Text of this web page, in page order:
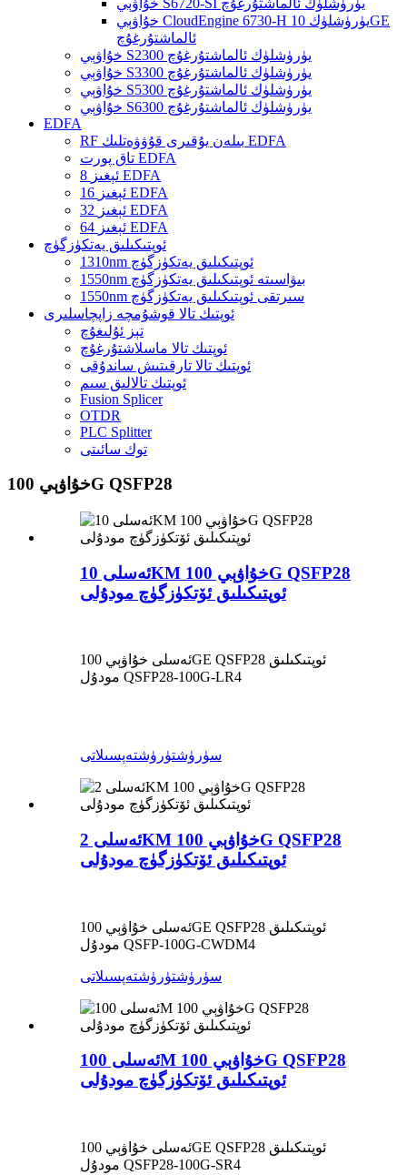
خۇاۋېي CloudEngine 6730-H يۈرۈشلۈك 10GE
ئالماشتۇرغۇچ
خۇاۋېي S2300 يۈرۈشلۈك ئالماشتۇرغۇچ
خۇاۋېي S3300 يۈرۈشلۈك ئالماشتۇرغۇچ
خۇاۋېي S5300 يۈرۈشلۈك ئالماشتۇرغۇچ
خۇاۋېي S6300 يۈرۈشلۈك ئالماشتۇرغۇچ
EDFA
RF بىلەن يۇقىرى قۇۋۋەتلىك EDFA
تاق پورت EDFA
8 ئېغىز EDFA
16 ئېغىز EDFA
32 ئېغىز EDFA
64 ئېغىز EDFA
ئوپتىكىلىق يەتكۈزگۈچ
1310nm ئوپتىكىلىق يەتكۈزگۈچ
1550nm بىۋاسىتە ئوپتىكىلىق يەتكۈزگۈچ
1550nm سىرتقى ئوپتىكىلىق يەتكۈزگۈچ
ئوپتىك تالا قوشۇمچە زاپچاسلىرى
تېز ئۇلىغۇچ
ئوپتىك تالا ماسلاشتۇرغۇچ
ئوپتىك تالا تارقىتىش ساندۇقى
ئوپتىك تالالىق سىم
Fusion Splicer
OTDR
PLC Splitter
توك سائىتى
خۇاۋېي 100G QSFP28
ئەسلى 10KM خۇاۋېي 100G QSFP28
ئوپتىكىلىق ئۆتكۈزگۈچ مودۇلى
ئەسلى خۇاۋېي 100GE QSFP28 ئوپتىكىلىق
مودۇل QSFP28-100G-LR4
سۈرۈشتۈرۈشتەپسىلاتى
ئەسلى 2KM خۇاۋېي 100G QSFP28
ئوپتىكىلىق ئۆتكۈزگۈچ مودۇلى
ئەسلى خۇاۋېي 100GE QSFP28 ئوپتىكىلىق
مودۇل QSFP-100G-CWDM4
سۈرۈشتۈرۈشتەپسىلاتى
ئەسلى 100M خۇاۋېي 100G QSFP28
ئوپتىكىلىق ئۆتكۈزگۈچ مودۇلى
ئەسلى خۇاۋېي 100GE QSFP28 ئوپتىكىلىق
مودۇل QSFP28-100G-SR4